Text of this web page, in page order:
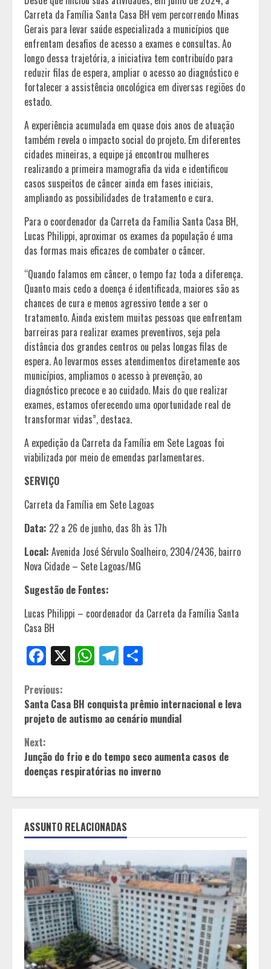
Carreta da Família Santa Casa BH vem percorrendo Minas
Gerais para levar saúde especializada a municípios que
enfrentam desafios de acesso a exames e consultas. Ao
longo dessa trajetória, a iniciativa tem contribuído para
reduzir filas de espera, ampliar o acesso ao diagnóstico e
fortalecer a assistência oncológica em diversas regiões do
estado.
A experiência acumulada em quase dois anos de atuação
também revela o impacto social do projeto. Em diferentes
cidades mineiras, a equipe já encontrou mulheres
realizando a primeira mamografia da vida e identificou
casos suspeitos de câncer ainda em fases iniciais,
ampliando as possibilidades de tratamento e cura.
Para o coordenador da Carreta da Família Santa Casa BH,
Lucas Philippi, aproximar os exames da população é uma
das formas mais eficazes de combater o câncer.
“Quando falamos em câncer, o tempo faz toda a diferença.
Quanto mais cedo a doença é identificada, maiores são as
chances de cura e menos agressivo tende a ser o
tratamento. Ainda existem muitas pessoas que enfrentam
barreiras para realizar exames preventivos, seja pela
distância dos grandes centros ou pelas longas filas de
espera. Ao levarmos esses atendimentos diretamente aos
municípios, ampliamos o acesso à prevenção, ao
diagnóstico precoce e ao cuidado. Mais do que realizar
exames, estamos oferecendo uma oportunidade real de
transformar vidas”, destaca.
A expedição da Carreta da Família em Sete Lagoas foi
viabilizada por meio de emendas parlamentares.
SERVIÇO
Carreta da Família em Sete Lagoas
Data: 22 a 26 de junho, das 8h às 17h
Local: Avenida José Sérvulo Soalheiro, 2304/2436, bairro
Nova Cidade – Sete Lagoas/MG
Sugestão de Fontes:
Lucas Philippi – coordenador da Carreta da Família Santa
Casa BH
Facebook
X WhatsApp
Telegram
Continue
Reading
Previous:
Santa Casa BH conquista prêmio internacional e leva
projeto de autismo ao cenário mundial
Next:
Junção do frio e do tempo seco aumenta casos de
doenças respiratórias no inverno
ASSUNTO RELACIONADAS